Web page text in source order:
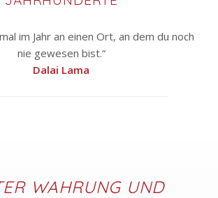
im Jahr an einen Ort, an dem du noch
nie gewesen bist.“
Dalai Lama
WAHRUNG UND